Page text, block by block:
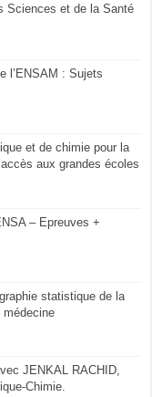
Sciences et de la Santé
l’ENSAM : Sujets
et de chimie pour la
aux grandes écoles
– Epreuves +
statistique de la
JENKAL RACHID,
Chimie.